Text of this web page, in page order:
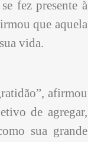
fez presente à
que aquela
vida.
afirmou
de agregar,
sua grande